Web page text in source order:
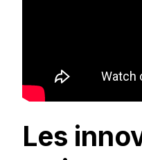
Les